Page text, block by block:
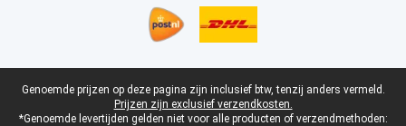
Juridische voettekst
Genoemde prijzen op deze pagina zijn inclusief btw, tenzij anders vermeld.
Prijzen zijn exclusief verzendkosten.
*Genoemde levertijden gelden niet voor alle producten of verzendmethoden: